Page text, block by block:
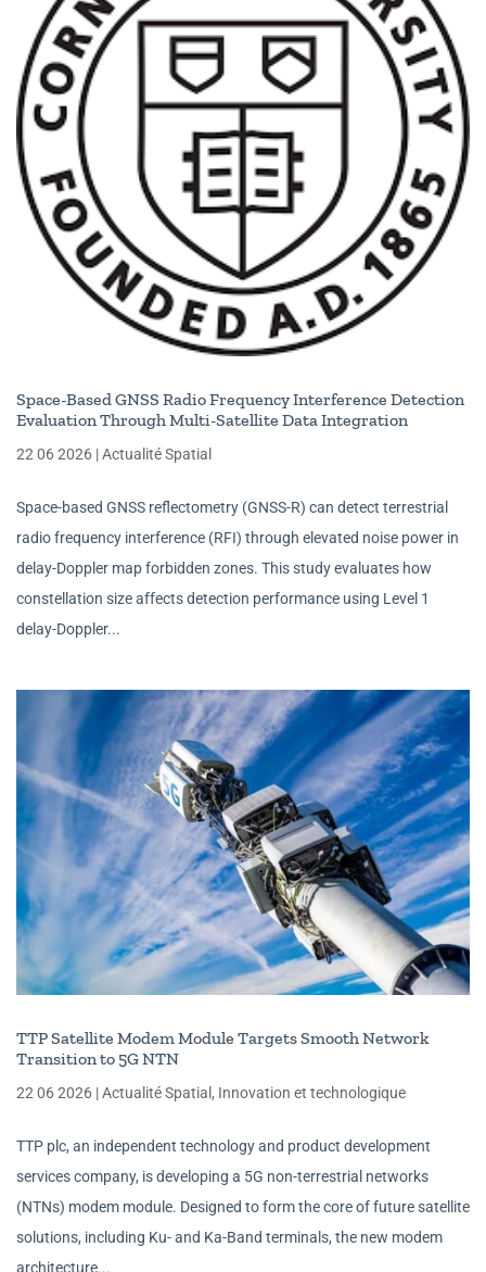
Space-Based GNSS Radio Frequency Interference Detection
Evaluation Through Multi-Satellite Data Integration
22 06 2026 |Actualité Spatial
Space-based GNSS reflectometry (GNSS-R) can detect terrestrial
radio frequency interference (RFI) through elevated noise power in
delay-Doppler map forbidden zones. This study evaluates how
constellation size affects detection performance using Level 1
delay-Doppler...
TTP Satellite Modem Module Targets Smooth Network
Transition to 5G NTN
22 06 2026 |Actualité Spatial , Innovation et technologique
TTP plc, an independent technology and product development
services company, is developing a 5G non-terrestrial networks
(NTNs) modem module. Designed to form the core of future satellite
solutions, including Ku- and Ka-Band terminals, the new modem
architecture...